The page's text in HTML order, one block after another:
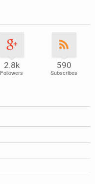
2.8k
Followers
590
Subscribes